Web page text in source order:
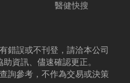
醫健快搜
錯誤或不刊登，請洽本公司
資訊、儘速確認更正。
詢參考，不作為交易或決策